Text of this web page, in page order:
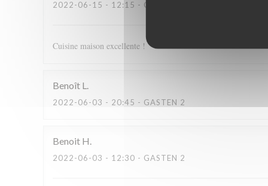
2022-06-15 - 12:15 - GASTEN 2
Cuisine maison excellente !
Benoît L
2022-06-03 - 20:45 - GASTEN 2
Benoit H
2022-06-03 - 12:30 - GASTEN 2